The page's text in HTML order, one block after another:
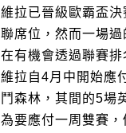
維拉已晉級歐霸盃
聯席位，然而一場
在有機會透過聯賽排
維拉自4月中開始應
鬥森林，其間的5場
為要應付一周雙賽